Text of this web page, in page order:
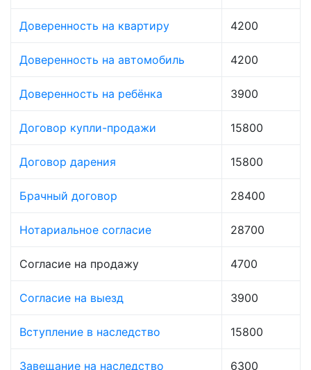
Доверенность на квартиру 4200
Доверенность на автомобиль 4200
Доверенность на ребёнка 3900
Договор купли-продажи 15800
Договор дарения 15800
Брачный договор 28400
Нотариальное согласие 28700
Согласие на продажу 4700
Согласие на выезд 3900
Вступление в наследство 15800
Завещание на наследство 6300